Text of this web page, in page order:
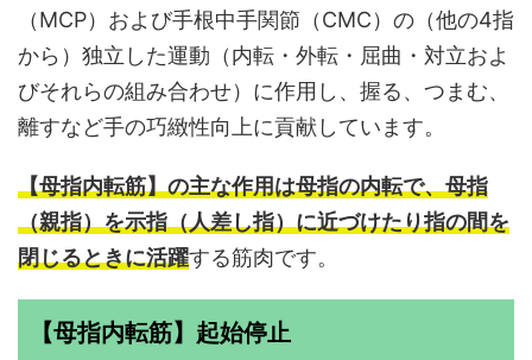
（MCP）および手根中手関節（CMC）の（他の4指
から）独立した運動（内転・外転・屈曲・対立およ
びそれらの組み合わせ）に作用し、握る、つまむ、
離すなど手の巧緻性向上に貢献しています。
【母指内転筋】の主な作用は母指の内転で、母指
（親指）を示指（人差し指）に近づけたり指の間を
閉じるときに活躍する筋肉です。
【母指内転筋】起始停止